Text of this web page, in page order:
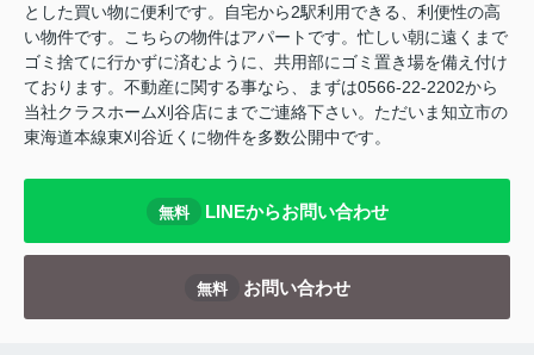
とした買い物に便利です。自宅から2駅利用できる、利便性の高
い物件です。こちらの物件はアパートです。忙しい朝に遠くまで
ゴミ捨てに行かずに済むように、共用部にゴミ置き場を備え付け
ております。不動産に関する事なら、まずは0566-22-2202から
当社クラスホーム刈谷店にまでご連絡下さい。ただいま知立市の
東海道本線東刈谷近くに物件を多数公開中です。
無料 LINEからお問い合わせ
無料 お問い合わせ